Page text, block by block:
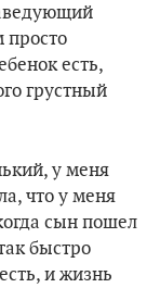
просто
есть,
грустный
у меня
что у меня
сын пошел
быстро
и жизнь